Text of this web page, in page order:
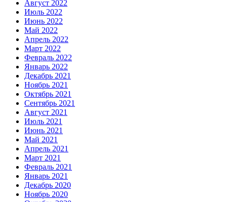
Август 2022
Июль 2022
Июнь 2022
Май 2022
Апрель 2022
Март 2022
Февраль 2022
Январь 2022
Декабрь 2021
Ноябрь 2021
Октябрь 2021
Сентябрь 2021
Август 2021
Июль 2021
Июнь 2021
Май 2021
Апрель 2021
Март 2021
Февраль 2021
Январь 2021
Декабрь 2020
Ноябрь 2020